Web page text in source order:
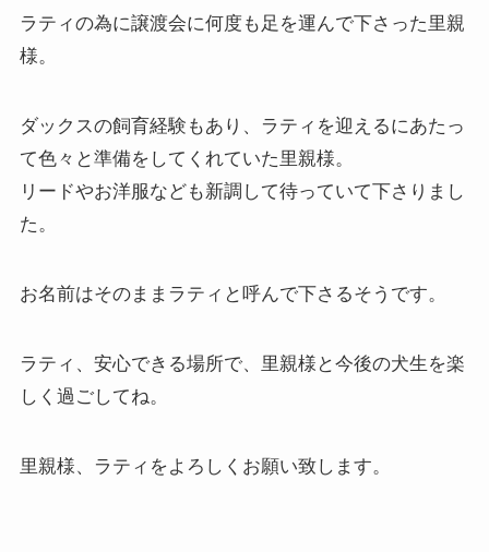
ラティの為に譲渡会に何度も足を運んで下さった里親
様。
ダックスの飼育経験もあり、ラティを迎えるにあたっ
て色々と準備をしてくれていた里親様。
リードやお洋服なども新調して待っていて下さりまし
た。
お名前はそのままラティと呼んで下さるそうです。
ラティ、安心できる場所で、里親様と今後の犬生を楽
しく過ごしてね。
里親様、ラティをよろしくお願い致します。